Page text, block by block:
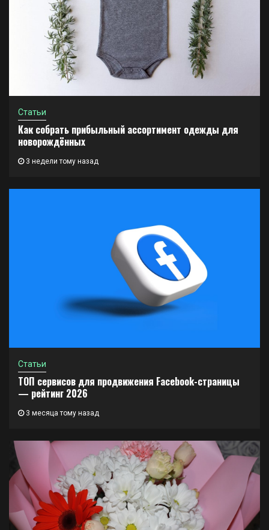
Статьи
Как собрать прибыльный ассортимент одежды для
новорождённых
3 недели тому назад
Статьи
ТОП сервисов для продвижения Facebook-страницы
— рейтинг 2026
3 месяца тому назад